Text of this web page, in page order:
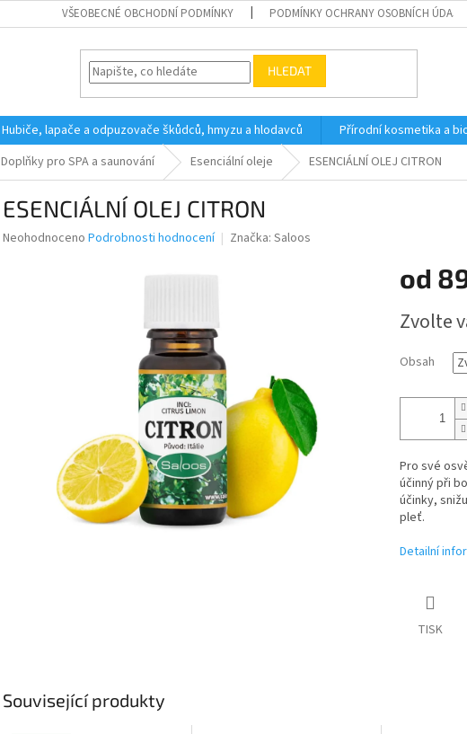
VŠEOBECNÉ OBCHODNÍ PODMÍNKY PODMÍNKY OCHRANY OSOBNÍCH ÚDAJŮ
HLEDAT
Hubiče, lapače a odpuzovače škůdců, hmyzu a hlodavců Přírodní kosmetika a
Doplňky pro SPA a saunování Esenciální oleje ESENCIÁLNÍ OLEJ CITRON
ESENCIÁLNÍ OLEJ CITRON
Průměrné
Neohodnoceno Podrobnosti hodnocení Značka: Saloos
od
cena:
Zvolte
Obsah
Pro své
účinný při
účinky,
pleť.
Detailní
TISK
Související produkty